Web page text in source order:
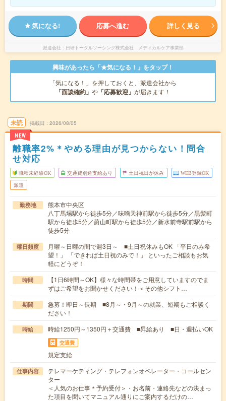
気になる! 応募へ進む 詳しく見る
派遣会社 日研トータルソーシング株式会社 メディカルケア事業部
興味があったら「★気になる！」をタップ！
「気になる！」を押しておくと、派遣会社から
「面談確約」 や 「応募歓迎」 が届きます！
未読
NEW
掲載日 2026/08/05
離職率2%＊やめる理由が見つからない！問合
せ対応
職種未経験OK 交通費別途支給あり 土日祝日が休み WEB登録OK
派遣
勤務地
熊本市中央区
八丁馬場駅から徒歩5分／味噌天神前駅から徒歩5分／黒髪町
駅から徒歩5分／蔚山町駅から徒歩5分／新水前寺駅前駅から
徒歩5分
曜日頻度
月曜～日曜の間で週3日～ ■土日祝休みもOK 「平日のみ希
望！」 「できれば土日祝のみで！」 といったご相談もお気
軽にどうぞ！
時間
【1日6時間～OK】様々な時間帯をご用意していますのでま
ずはご希望をお聞かせください！＜その他シフト…
期間
急募！即日～長期 ■8月～・9月～の就業、短期もご相談く
ださい！
時給 時給1250円～1350円＋交通費 ■昇給あり ■日・週払いOK
交通費
規定支給
仕事内容
テレマーケティング・テレフォンオペレーター・コールセン
ター
＜人気のお仕事＊予約受付＞・お名前・連絡先などの決まっ
た項目を聞いてマニュアル通りにご案内するだけの…